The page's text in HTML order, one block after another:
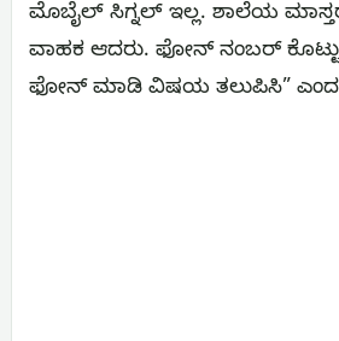
ಮೊಬೈಲ್ ಸಿಗ್ನಲ್ ಇಲ್ಲ. ಶಾಲೆಯ
ವಾಹಕ ಆದರು. ಫೋನ್ ನಂಬರ್
ಫೋನ್ ಮಾಡಿ ವಿಷಯ ತಲುಪಿಸಿ”